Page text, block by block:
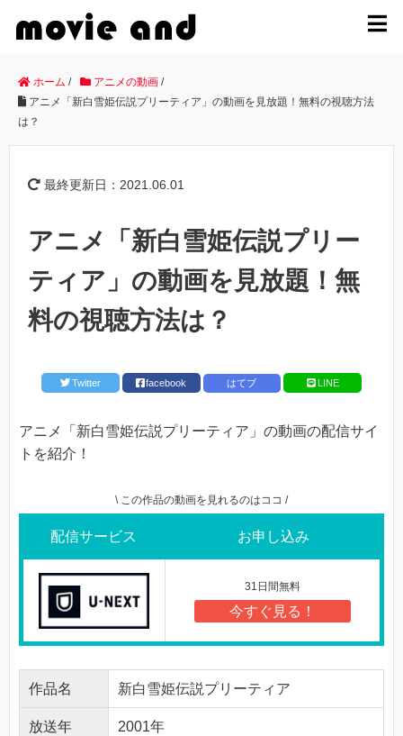
ホーム / アニメの動画 /
アニメ「新白雪姫伝説プリーティア」の動画を見放題！無料の視聴方法
は？
最終更新日：2021.06.01
アニメ「新白雪姫伝説プリー
ティア」の動画を見放題！無
料の視聴方法は？
Twitter facebook はてブ LINE
アニメ「新白雪姫伝説プリーティア」の動画の配信サイ
トを紹介！
\ この作品の動画を見れるのはココ /
配信サービス お申し込み
31日間無料
今すぐ見る！
作品名 新白雪姫伝説プリーティア
放送年 2001年